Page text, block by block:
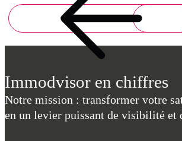
Immodvisor en chiffres
Notre mission : transformer votre
en un levier puissant de visibilité et